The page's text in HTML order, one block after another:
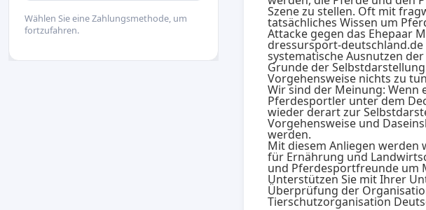
Szene zu stellen. Oft mit
tatsächliches Wissen um
Attacke gegen das Ehepaar
dressursport-
systematische Ausnutzen
Grunde der
Vorgehensweise nichts zu
Wir sind der Meinung: Wenn
Pferdesportler unter dem
wieder derart zur
Vorgehensweise und
werden.
Mit diesem Anliegen werden
für Ernährung und
und Pferdesportfreunde um
Unterstützen Sie mit Ihrer
Überprüfung der
Tierschutzorganisation
Wählen Sie eine Zahlungsmethode, um
fortzufahren.